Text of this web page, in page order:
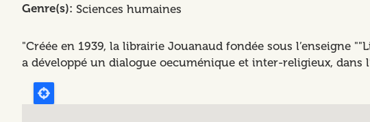
Genre(s) Sciences humaines
"Créée en 1939, la librairie Jouanaud fondée sous l’enseigne
a développé un dialogue oecuménique et inter-religieux, dans